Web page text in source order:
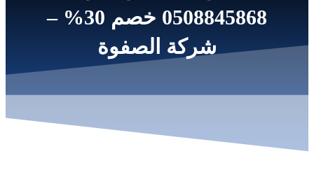
0508845868 خصم 30% –
شركة الصفوة